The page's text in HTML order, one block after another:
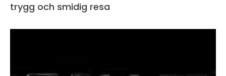
trygg och smidig resa